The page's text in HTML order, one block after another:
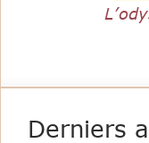
Derniers